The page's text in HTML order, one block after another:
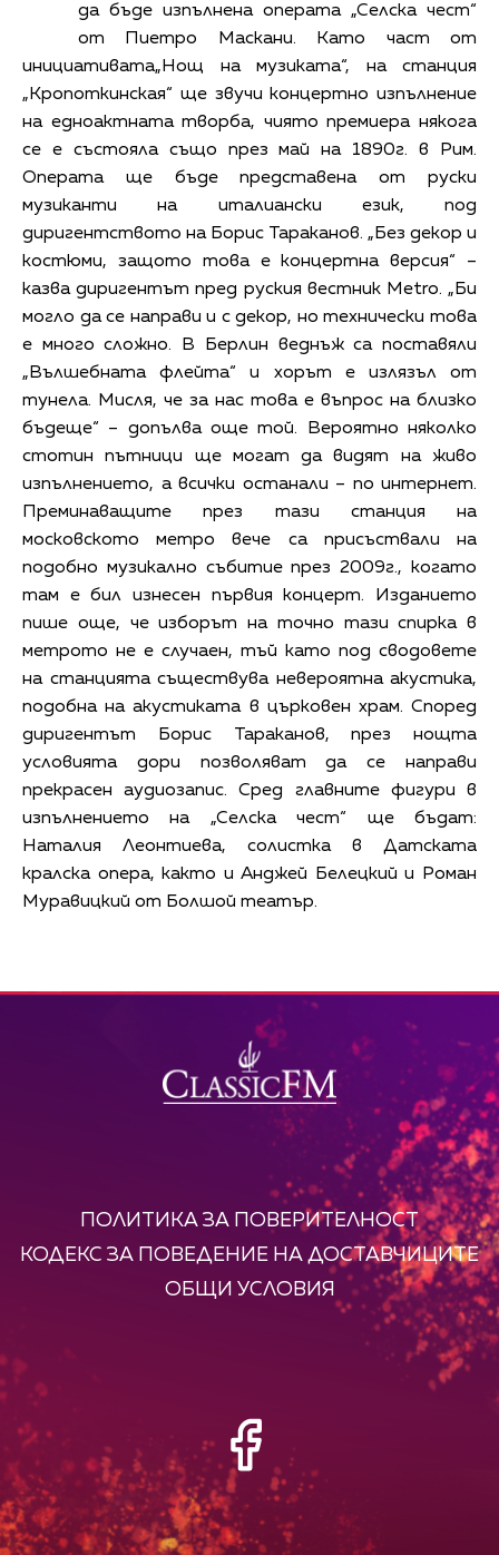
да бъде изпълнена операта „Селска чест“
от Пиетро Маскани. Като част от
инициативата„Нощ на музиката“, на станция
„Кропоткинская“ ще звучи концертно изпълнение
на едноактната творба, чиято премиера някога
се е състояла също през май на 1890г. в Рим.
Операта ще бъде представена от руски
музиканти на италиански език, под
диригентството на Борис Тараканов. „Без декор и
костюми, защото това е концертна версия“ –
казва диригентът пред руския вестник Metro. „Би
могло да се направи и с декор, но технически това
е много сложно. В Берлин веднъж са поставяли
„Вълшебната флейта“ и хорът е излязъл от
тунела. Мисля, че за нас това е въпрос на близко
бъдеще“ – допълва още той. Вероятно няколко
стотин пътници ще могат да видят на живо
изпълнението, а всички останали – по интернет.
Преминаващите през тази станция на
московското метро вече са присъствали на
подобно музикално събитие през 2009г., когато
там е бил изнесен първия концерт. Изданието
пише още, че изборът на точно тази спирка в
метрото не е случаен, тъй като под сводовете
на станцията съществува невероятна акустика,
подобна на акустиката в църковен храм. Според
диригентът Борис Тараканов, през нощта
условията дори позволяват да се направи
прекрасен аудиозапис. Сред главните фигури в
изпълнението на „Селска чест“ ще бъдат:
Наталия Леонтиева, солистка в Датската
кралска опера, както и Анджей Белецкий и Роман
Муравицкий от Болшой театър.
ПОЛИТИКА ЗА ПОВЕРИТЕЛНОСТ
КОДЕКС ЗА ПОВЕДЕНИЕ НА ДОСТАВЧИЦИТЕ
ОБЩИ УСЛОВИЯ